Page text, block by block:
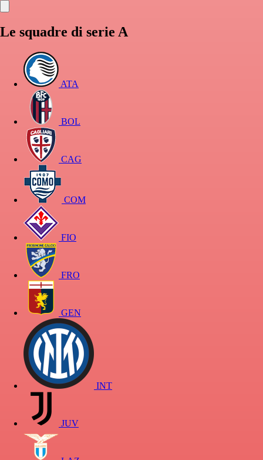
Le squadre di serie A
ATA
BOL
CAG
COM
FIO
FRO
GEN
INT
JUV